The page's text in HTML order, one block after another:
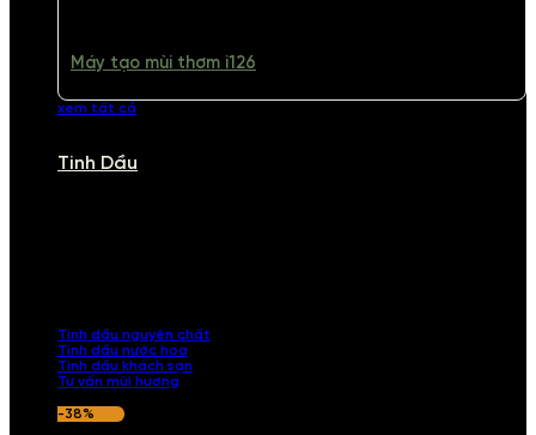
Máy tạo mùi thơm i126
xem tất cả
Tinh Dầu
Tinh dầu nguyên chất
Tinh dầu nước hoa
Tinh dầu khách sạn
Tư vấn mùi hương
-38%